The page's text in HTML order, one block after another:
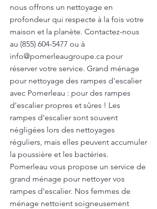
nous offrons un nettoyage en
profondeur qui respecte à la fois votre
maison et la planète. Contactez-nous
au (855) 604-5477 ou à
info@pomerleaugroupe.ca pour
réserver votre service. Grand ménage
pour nettoyage des rampes d'escalier
avec Pomerleau : pour des rampes
d'escalier propres et sûres ! Les
rampes d'escalier sont souvent
négligées lors des nettoyages
réguliers, mais elles peuvent accumuler
la poussière et les bactéries.
Pomerleau vous propose un service de
grand ménage pour nettoyer vos
rampes d'escalier. Nos femmes de
ménage nettoient soigneusement